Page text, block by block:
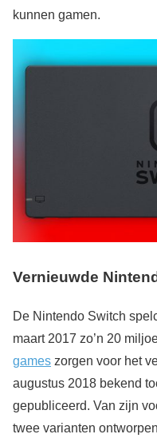
kunnen gamen.
Vernieuwde
De Nintendo Switch
maart 2017 zo’n 20
games zorgen voor het
augustus 2018 bekend
gepubliceerd. Van zijn
twee varianten